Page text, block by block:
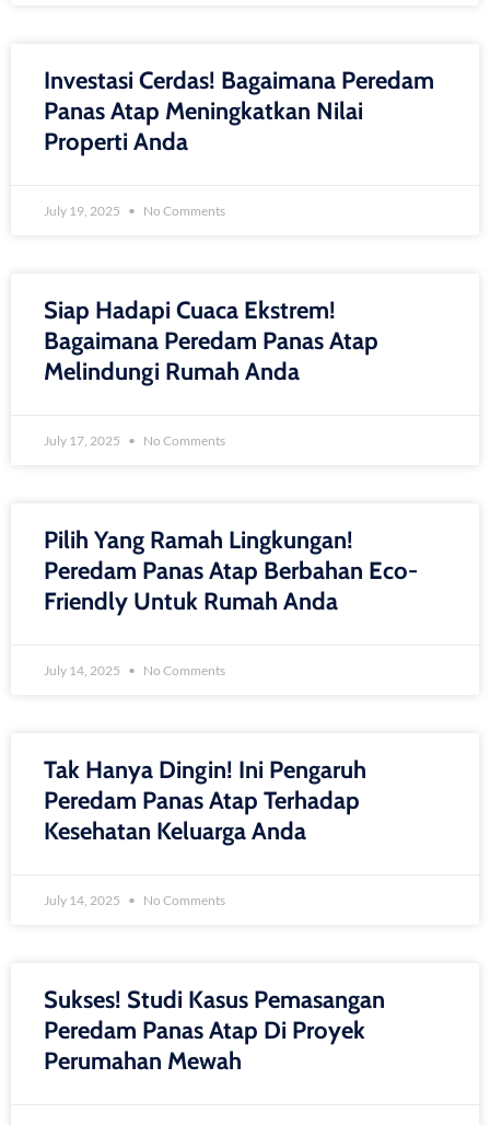
Investasi Cerdas! Bagaimana Peredam
Panas Atap Meningkatkan Nilai
Properti Anda
July 19, 2025 No Comments
Siap Hadapi Cuaca Ekstrem!
Bagaimana Peredam Panas Atap
Melindungi Rumah Anda
July 17, 2025 No Comments
Pilih Yang Ramah Lingkungan!
Peredam Panas Atap Berbahan Eco-
Friendly Untuk Rumah Anda
July 14, 2025 No Comments
Tak Hanya Dingin! Ini Pengaruh
Peredam Panas Atap Terhadap
Kesehatan Keluarga Anda
July 14, 2025 No Comments
Sukses! Studi Kasus Pemasangan
Peredam Panas Atap Di Proyek
Perumahan Mewah